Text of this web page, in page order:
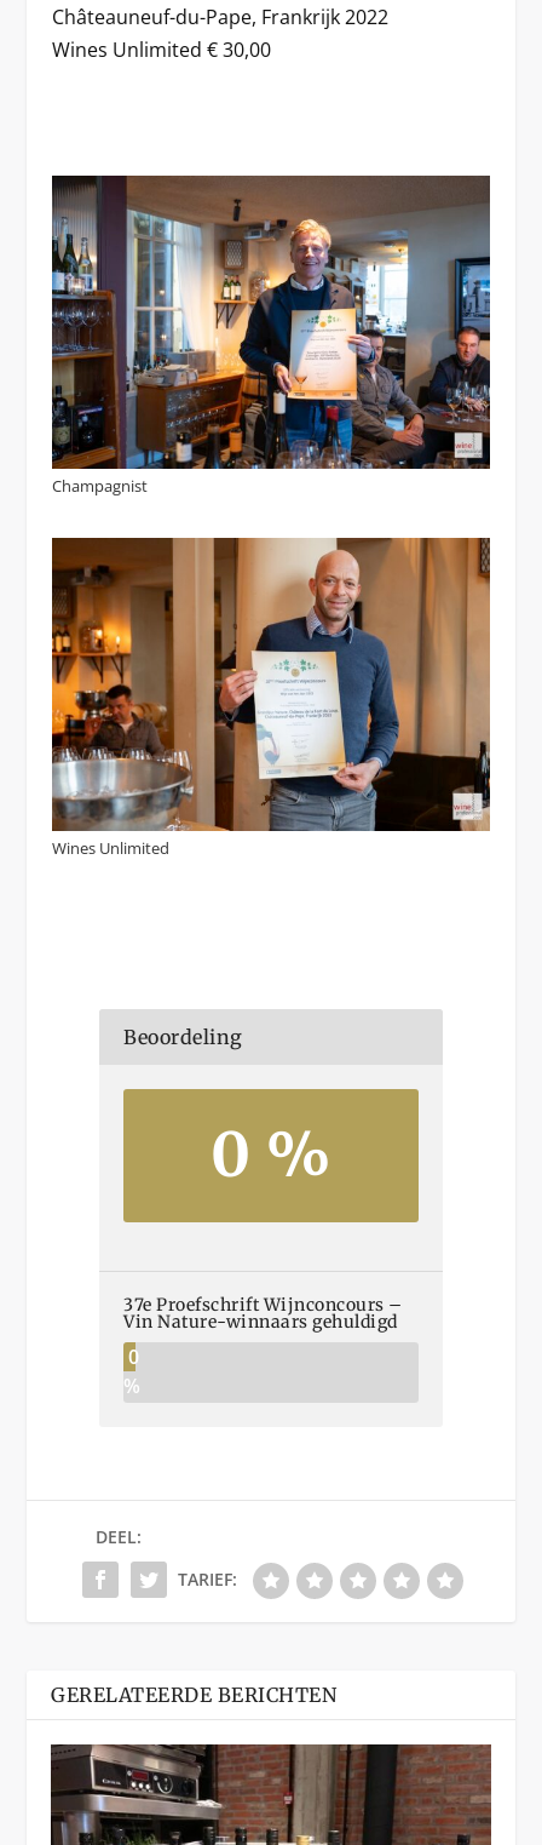
Châteauneuf-du-Pape, Frankrijk 2022
Wines Unlimited € 30,00
Champagnist
Wines Unlimited
Beoordeling
0 %
37e Proefschrift Wijnconcours –
Vin Nature-winnaars gehuldigd
0
%
DEEL:
TARIEF:
GERELATEERDE BERICHTEN